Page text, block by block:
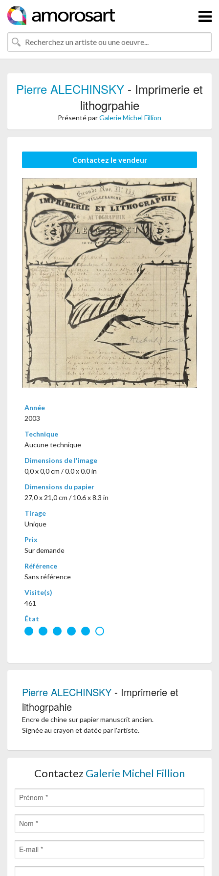
Pierre ALECHINSKY - Imprimerie et
lithogrpahie
Présenté parGalerie Michel Fillion
Contactez le vendeur
Année
2003
Technique
Aucune technique
Dimensions de l'image
0,0 x 0,0 cm / 0.0 x 0.0 in
Dimensions du papier
27,0 x 21,0 cm / 10.6 x 8.3 in
Tirage
Unique
Prix
Sur demande
Référence
Sans référence
Visite(s)
461
État
Pierre ALECHINSKY - Imprimerie et
lithogrpahie
Encre de chine sur papier manuscrit ancien.
Signée au crayon et datée par l'artiste.
Contactez Galerie Michel Fillion